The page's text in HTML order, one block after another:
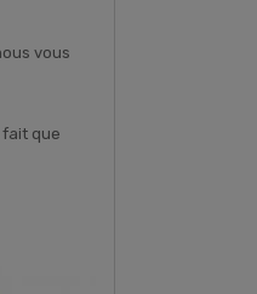
vous
fait que